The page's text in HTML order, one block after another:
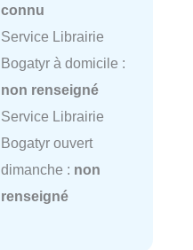
connu
Service Librairie
Bogatyr à domicile :
non renseigné
Service Librairie
Bogatyr ouvert
dimanche : non
renseigné